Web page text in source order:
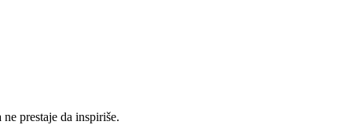
prestaje da inspiriše.